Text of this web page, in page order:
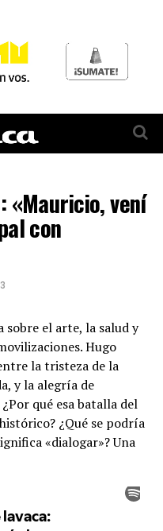
«Mauricio, vení
con
el arte, la salud y
Hugo
la tristeza de la
y la alegría de
qué esa batalla del
¿Qué se podría
«dialogar»? Una